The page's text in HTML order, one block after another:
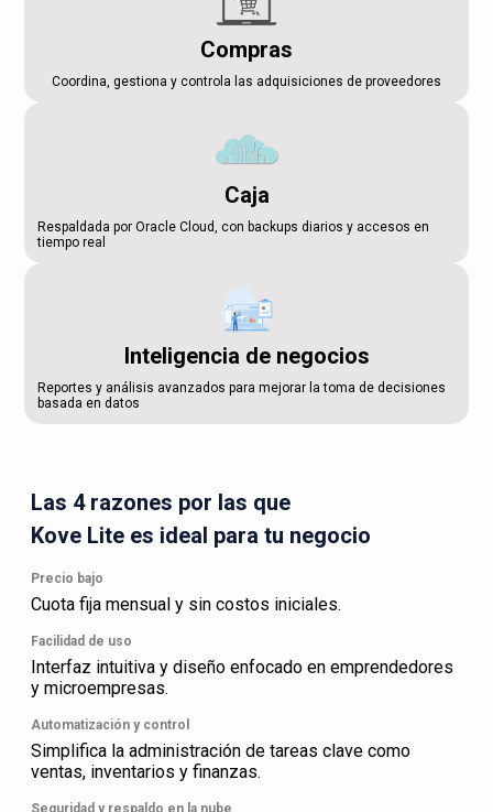
Compras
Coordina, gestiona y controla las adquisiciones de proveedores
Caja
Respaldada por Oracle Cloud, con backups diarios y accesos en
tiempo real
Inteligencia de negocios
Reportes y análisis avanzados para mejorar la toma de decisiones
basada en datos
Las 4 razones por las que
Kove Lite es ideal para tu negocio
Precio bajo
Cuota fija mensual y sin costos iniciales.
Facilidad de uso
Interfaz intuitiva y diseño enfocado en emprendedores
y microempresas.
Automatización y control
Simplifica la administración de tareas clave como
ventas, inventarios y finanzas.
Seguridad y respaldo en la nube